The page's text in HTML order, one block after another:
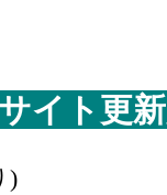
サイト更
)